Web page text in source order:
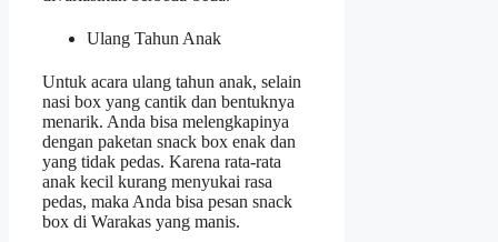
Ulang Tahun Anak
Untuk acara ulang tahun anak, selain
nasi box yang cantik dan bentuknya
menarik. Anda bisa melengkapinya
dengan paketan snack box enak dan
yang tidak pedas. Karena rata-rata
anak kecil kurang menyukai rasa
pedas, maka Anda bisa pesan snack
box di Warakas yang manis.